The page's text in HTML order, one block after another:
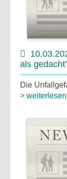
als
Die
> weiterlesen